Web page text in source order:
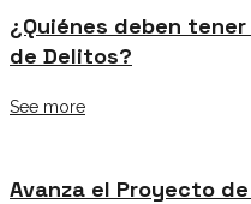
¿Quiénes deben
de Delitos?
See more
Avanza el Proyecto